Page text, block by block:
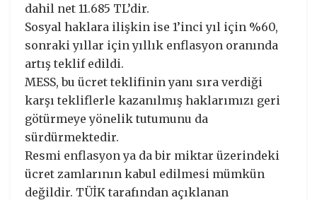
dahil net 11.685 TL’dir.
Sosyal haklara ilişkin ise 1’inci yıl için %60,
sonraki yıllar için yıllık enflasyon oranında
artış teklif edildi.
MESS, bu ücret teklifinin yanı sıra verdiği
karşı tekliflerle kazanılmış haklarımızı geri
götürmeye yönelik tutumunu da
sürdürmektedir.
Resmi enflasyon ya da bir miktar üzerindeki
ücret zamlarının kabul edilmesi mümkün
değildir. TÜİK tarafından açıklanan